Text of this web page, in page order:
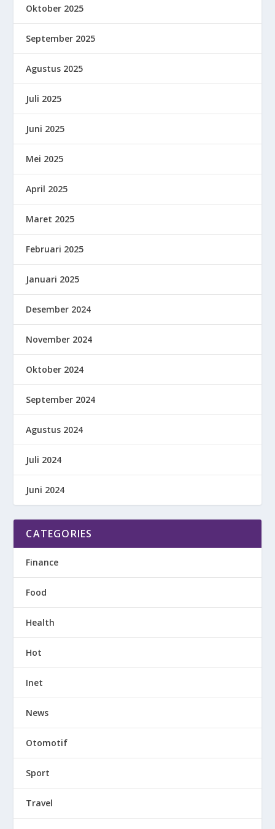
Oktober 2025
September 2025
Agustus 2025
Juli 2025
Juni 2025
Mei 2025
April 2025
Maret 2025
Februari 2025
Januari 2025
Desember 2024
November 2024
Oktober 2024
September 2024
Agustus 2024
Juli 2024
Juni 2024
CATEGORIES
Finance
Food
Health
Hot
Inet
News
Otomotif
Sport
Travel